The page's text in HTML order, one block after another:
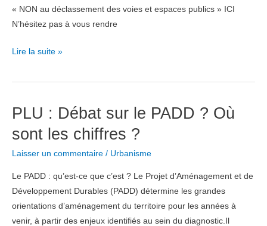
« NON au déclassement des voies et espaces publics » ICI
N’hésitez pas à vous rendre
ASAPPE
ACTION
Lire la suite »
PLU : Débat sur le PADD ? Où
sont les chiffres ?
Laisser un commentaire / Urbanisme
Le PADD : qu’est-ce que c’est ? Le Projet d’Aménagement et de
Développement Durables (PADD) détermine les grandes
orientations d’aménagement du territoire pour les années à
venir, à partir des enjeux identifiés au sein du diagnostic.Il